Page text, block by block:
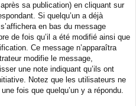
sa publication) en cliquant sur
Si quelqu’un a déjà
en bas du message
de fois qu’il a été modifié ainsi que
Ce message n’apparaîtra
modifie le message,
une note indiquant qu’ils ont
Notez que les utilisateurs ne
fois que quelqu’un y a répondu.